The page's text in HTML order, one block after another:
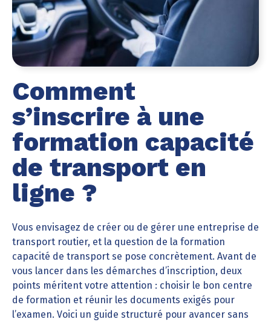
Comment
s’inscrire à une
formation capacité
de transport en
ligne ?
Vous envisagez de créer ou de gérer une entreprise de
transport routier, et la question de la formation
capacité de transport se pose concrètement. Avant de
vous lancer dans les démarches d’inscription, deux
points méritent votre attention : choisir le bon centre
de formation et réunir les documents exigés pour
l’examen. Voici un guide structuré pour avancer sans